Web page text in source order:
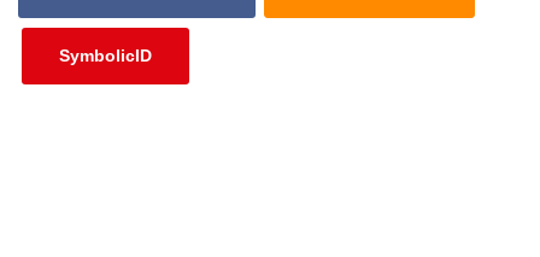
SymbolicID